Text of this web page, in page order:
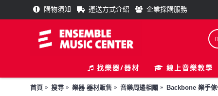
購物須知 運送方式介紹 企業採購服務
找樂器/器材 線上音樂教學
首頁 搜尋 樂器 器材販售 音樂周邊相關 Backbone 樂手傢